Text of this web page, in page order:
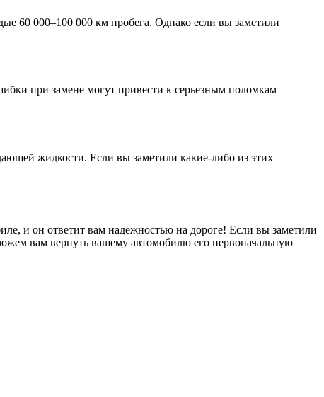
60 000–100 000 км пробега. Однако если вы заметили
при замене могут привести к серьезным поломкам
жидкости. Если вы заметили какие-либо из этих
и он ответит вам надежностью на дороге! Если вы заметили
вам вернуть вашему автомобилю его первоначальную